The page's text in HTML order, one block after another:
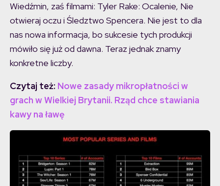
Wiedźmin, zaś filmami: Tyler Rake: Ocalenie, Nie
otwieraj oczu i Śledztwo Spencera. Nie jest to dla
nas nowa informacja, bo sukcesie tych produkcji
mówiło się już od dawna. Teraz jednak znamy
konkretne liczby.
Czytaj też: Nowe zasady mikropłatności w
grach w Wielkiej Brytanii. Rząd chce stawiania
kawy na ławę